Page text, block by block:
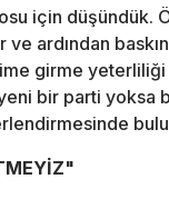
için düşündük.
ve ardından
girme yeterliliği
yeni bir parti yoksa